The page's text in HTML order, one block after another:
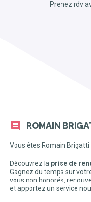
Prenez rdv
ROMAIN
Vous êtes Romain Brigatti
Découvrez la prise de
Gagnez du temps sur
vous non honorés,
et apportez un service